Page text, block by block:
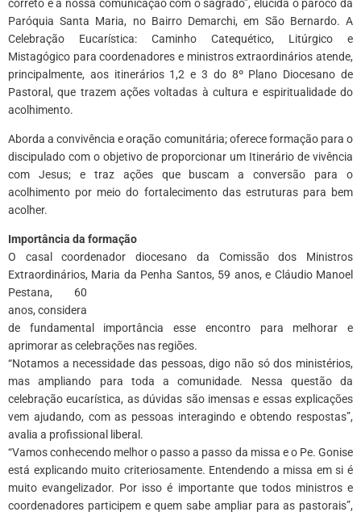
correto e a nossa comunicação com o sagrado”, elucida o pároco da
Paróquia Santa Maria, no Bairro Demarchi, em São Bernardo. A
Celebração Eucarística: Caminho Catequético, Litúrgico e
Mistagógico para coordenadores e ministros extraordinários atende,
principalmente, aos itinerários 1,2 e 3 do 8º Plano Diocesano de
Pastoral, que trazem ações voltadas à cultura e espiritualidade do
acolhimento.
Aborda a convivência e oração comunitária; oferece formação para o
discipulado com o objetivo de proporcionar um Itinerário de vivência
com Jesus; e traz ações que buscam a conversão para o
acolhimento por meio do fortalecimento das estruturas para bem
acolher.
Importância da formação
O casal coordenador diocesano da Comissão dos Ministros
Extraordinários, Maria da Penha Santos, 59 anos, e Cláudio Manoel
Pestana, 60
anos, considera
de fundamental importância esse encontro para melhorar e
aprimorar as celebrações nas regiões.
“Notamos a necessidade das pessoas, digo não só dos ministérios,
mas ampliando para toda a comunidade. Nessa questão da
celebração eucarística, as dúvidas são imensas e essas explicações
vem ajudando, com as pessoas interagindo e obtendo respostas”,
avalia a profissional liberal.
“Vamos conhecendo melhor o passo a passo da missa e o Pe. Gonise
está explicando muito criteriosamente. Entendendo a missa em si é
muito evangelizador. Por isso é importante que todos ministros e
coordenadores participem e quem sabe ampliar para as pastorais”,